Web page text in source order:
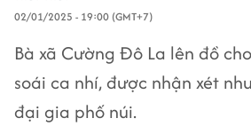
02/01/2025 - 19:00 (GMT+7)
Bà xã Cường Đô La lên đồ
soái ca nhí, được nhận xét
đại gia phố núi.